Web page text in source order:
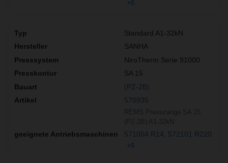
+6
Standard A1-32kN
SANHA
NiroTherm Serie 91000
SA 15
(PZ-2B)
570935
571004 R14
572101 R220
+6